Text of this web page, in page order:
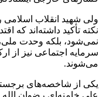
ولی شهید انقلاب اسلامی
نکته تأکید داشته‌اند که
نمی‌شود، بلکه وحدت
سرمایه اجتماعی نیز
می‌شوند.
یکی از شاخصه‌های
علی خامنه‌ای رضوان